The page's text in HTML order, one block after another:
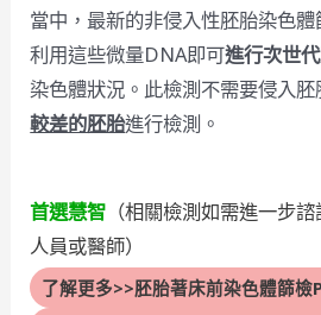
當中，最新的非侵入性胚胎染色體
利用這些微量DNA即可進行次世
染色體狀況。此檢測不需要侵入
較差的胚胎進行檢測。
首選慧智 （相關檢測如需進一步
人員或醫師）
了解更多>>胚胎著床前染色體篩檢